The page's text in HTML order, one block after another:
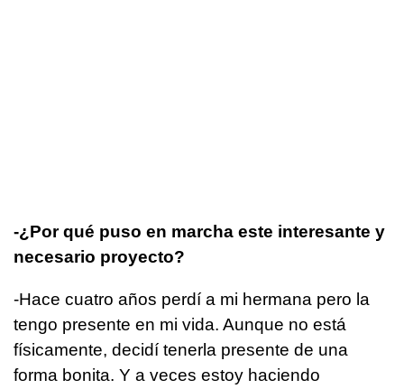
-¿Por qué puso en marcha este interesante y
necesario proyecto?
-Hace cuatro años perdí a mi hermana pero la
tengo presente en mi vida. Aunque no está
físicamente, decidí tenerla presente de una
forma bonita. Y a veces estoy haciendo